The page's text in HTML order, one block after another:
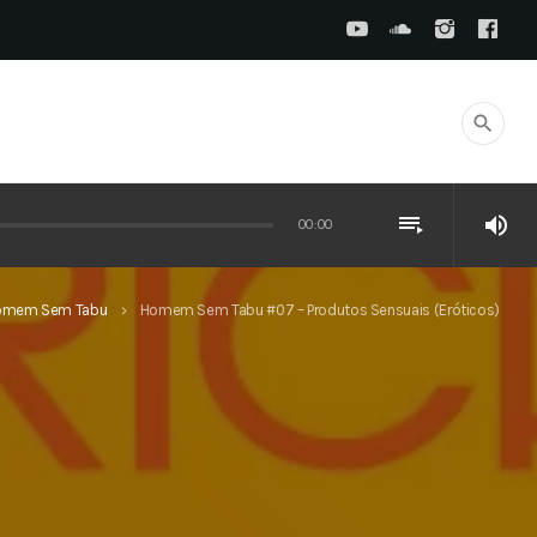
search
00:00 playlist_play volume_up
Sem Tabu keyboard_arrow_right Homem Sem Tabu #07 – Produtos Sensuais (Eróticos)